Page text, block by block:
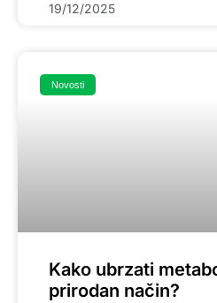
19/12/2025
Novosti
Kako ubrzati
prirodan način?